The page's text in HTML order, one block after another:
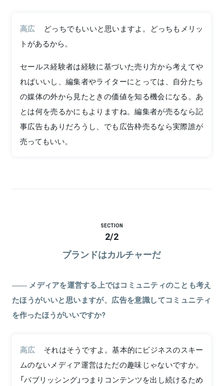
高広
どっちでもいいと思いますよ。どっちもメリッ
トがあるから。
セールス経験者は経験に基づいた売り方から考えてや
ればいいし、編集者やライターにとっては、自分たち
の媒体の外から見たときの価値を知る機会になる。あ
とは何を売るかにもよりますね。編集者が売るなら記
事広告もありだろうし、でも広告枠売るなら実際誰が
売ってもいい。
SECTION
2/2
ブランドはカルチャーだ
メディアを運営する上ではコミュニティのことも考え
たほうがいいと思いますが、広告を意識してコミュニティ
を作ったほうがいいですか?
高広
それはそうですよ。基本的にビジネスのスキー
ムのないメディア運営はただの趣味じゃないですか。
「パブリッシング」つまりコンテンツを出し続けるため